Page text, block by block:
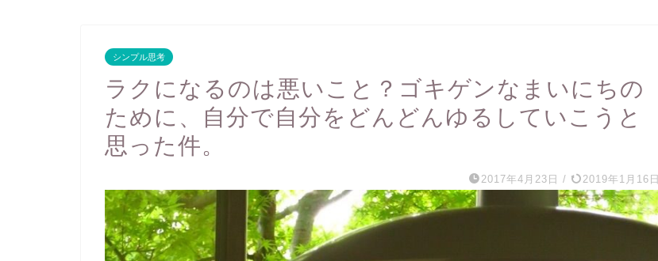
シンプル思考
ラクになるのは悪いこと？ゴキゲンなまいにちの
ために、自分で自分をどんどんゆるしていこうと
思った件。
2017年4月23日 / 2019年1月16日